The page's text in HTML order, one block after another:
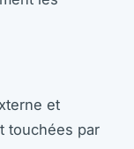
et
touchées par